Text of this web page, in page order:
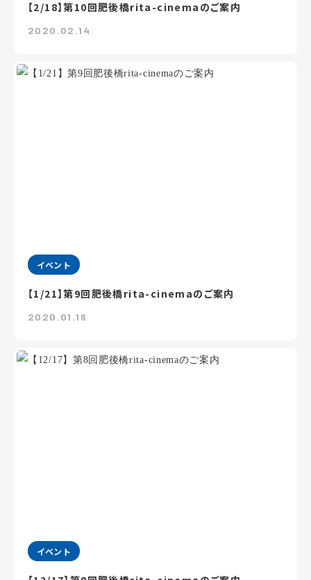
【2/18】第10回肥後橋rita-cinemaのご案内
2020.02.14
イベント
【1/21】第9回肥後橋rita-cinemaのご案内
2020.01.16
イベント